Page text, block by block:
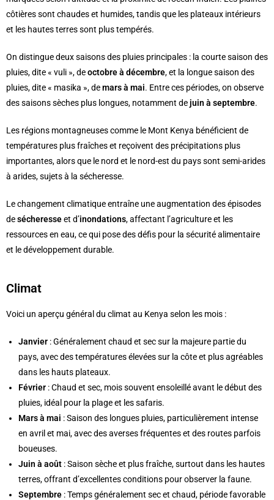
côtières sont chaudes et humides, tandis que les plateaux intérieurs
et les hautes terres sont plus tempérés.
On distingue deux saisons des pluies principales : la courte saison des
pluies, dite « vuli », deoctobre à décembre, et la longue saison des
pluies, dite « masika », demars à mai. Entre ces périodes, on observe
des saisons sèches plus longues, notamment dejuin à septembre.
Les régions montagneuses comme le Mont Kenya bénéficient de
températures plus fraîches et reçoivent des précipitations plus
importantes, alors que le nord et le nord-est du pays sont semi-arides
à arides, sujets à la sécheresse.
Le changement climatique entraîne une augmentation des épisodes
desécheresseet d’inondations, affectant l’agriculture et les
ressources en eau, ce qui pose des défis pour la sécurité alimentaire
et le développement durable.
Climat
Voici un aperçu général du climat au Kenya selon les mois :
Janvier : Généralement chaud et sec sur la majeure partie du
pays, avec des températures élevées sur la côte et plus agréables
dans les hauts plateaux.
Février : Chaud et sec, mois souvent ensoleillé avant le début des
pluies, idéal pour la plage et les safaris.
Mars à mai : Saison des longues pluies, particulièrement intense
en avril et mai, avec des averses fréquentes et des routes parfois
boueuses.
Juin à août : Saison sèche et plus fraîche, surtout dans les hautes
terres, offrant d’excellentes conditions pour observer la faune.
Septembre : Temps généralement sec et chaud, période favorable